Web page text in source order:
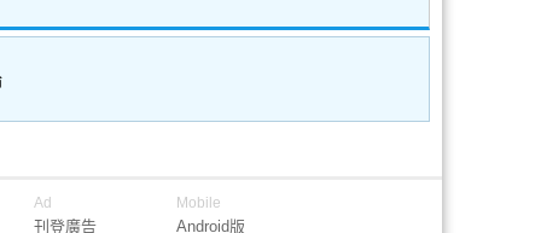
Ad
刊登廣告
Mobile
Android版